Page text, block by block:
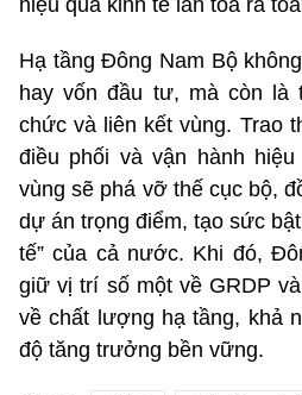
Hạ tầng Đông Nam Bộ
hay vốn đầu tư, mà còn là
chức và liên kết vùng. Trao
điều phối và vận hành
vùng sẽ phá vỡ thế cục bộ,
dự án trọng điểm, tạo sức
tế” của cả nước. Khi đó,
giữ vị trí số một về GRDP
về chất lượng hạ tầng, khả
độ tăng trưởng bền vững.